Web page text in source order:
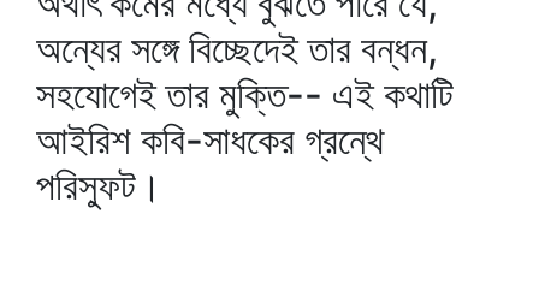
অন্যের সঙ্গে বিচ্ছেদেই তার বন্ধন,
সহযোগেই তার মুক্তি-- এই কথাটি
আইরিশ কবি-সাধকের গ্রন্থে
পরিস্ফুট।